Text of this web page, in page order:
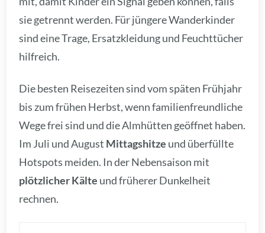
sie getrennt werden. Für jüngere Wanderkinder
sind eine Trage, Ersatzkleidung und Feuchttücher
hilfreich.
Die besten Reisezeiten sind vom späten Frühjahr
bis zum frühen Herbst, wenn familienfreundliche
Wege frei sind und die Almhütten geöffnet haben.
Im Juli und August Mittagshitze und überfüllte
Hotspots meiden. In der Nebensaison mit
plötzlicher Kälte und früherer Dunkelheit
rechnen.